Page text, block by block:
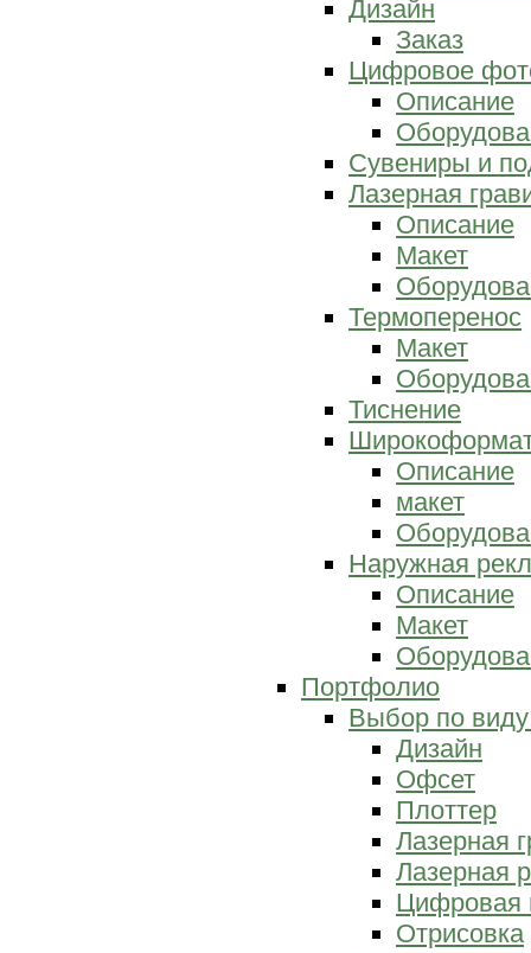
Дизайн
Заказ
Цифровое
Описание
Сувениры и
Лазерная
Описание
Макет
Термоперенос
Макет
Тиснение
Описание
макет
Наружная
Описание
Макет
Портфолио
Выбор по
Дизайн
Офсет
Плоттер
Лазерная
Лазерная
Цифровая
Отрисовка